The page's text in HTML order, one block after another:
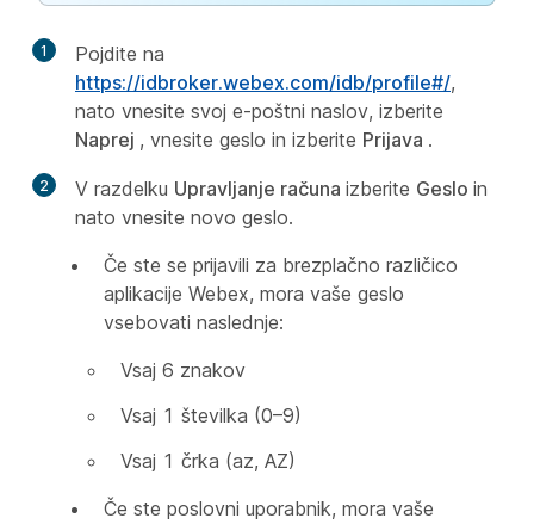
1
Pojdite na
https://idbroker.webex.com/idb/profile#/,
nato vnesite svoj e-poštni naslov, izberite
Naprej , vnesite geslo in izberite Prijava .
2 V razdelku Upravljanje računa izberite Geslo in
nato vnesite novo geslo.
Če ste se prijavili za brezplačno različico
aplikacije Webex, mora vaše geslo
vsebovati naslednje:
Vsaj 6 znakov
Vsaj 1 številka (0–9)
Vsaj 1 črka (az, AZ)
Če ste poslovni uporabnik, mora vaše